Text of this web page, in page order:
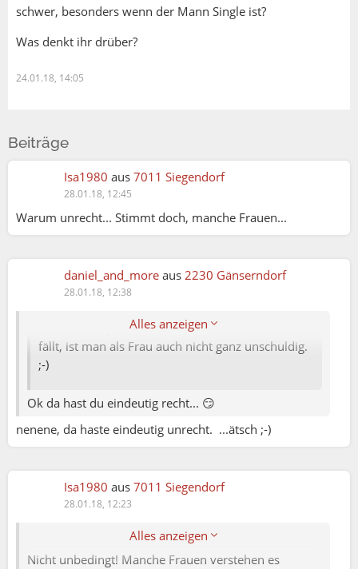
schwer, besonders wenn der Mann Single ist?
Was denkt ihr drüber?
24.01.18, 14:05
Beiträge
Isa1980 aus 7011 Siegendorf
28.01.18, 12:45
Warum unrecht... Stimmt doch, manche Frauen...
daniel_and_more aus 2230 Gänserndorf
28.01.18, 12:38
Alles anzeigen
Isa1980:
sunshine:
Nicht unbedingt! Manche Frauen verstehen es
dem Mann sprichwörtlich das Hirn in die Hose
fällt, ist man als Frau auch nicht ganz unschuldig.
;-)
Ok da hast du eindeutig recht... 😏
nenene, da haste eindeutig unrecht. ...ätsch ;-)
Isa1980 aus 7011 Siegendorf
28.01.18, 12:23
Alles anzeigen
sunshine:
Ich glaube, es liegt eindeutig an den Männern ob
Nicht unbedingt! Manche Frauen verstehen es